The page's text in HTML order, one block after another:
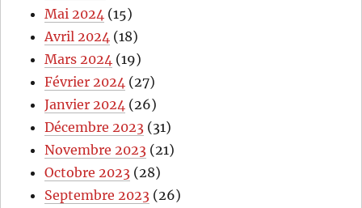
Mai 2024 (15)
Avril 2024 (18)
Mars 2024 (19)
Février 2024 (27)
Janvier 2024 (26)
Décembre 2023 (31)
Novembre 2023 (21)
Octobre 2023 (28)
Septembre 2023 (26)